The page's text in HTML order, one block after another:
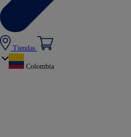
Tiendas
Colombia